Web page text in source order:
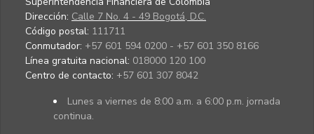
Dirección: Calle 7 No. 4 - 49 Bogotá, D.C.
Código postal: 111711
Conmutador: +57 601 594 0200 - +57 601 350 8166
Línea gratuita nacional: 018000 120 100
Centro de contacto: +57 601 307 8042
Lunes a viernes de 8:00 a.m. a 6:00 p.m. jornada
continua.